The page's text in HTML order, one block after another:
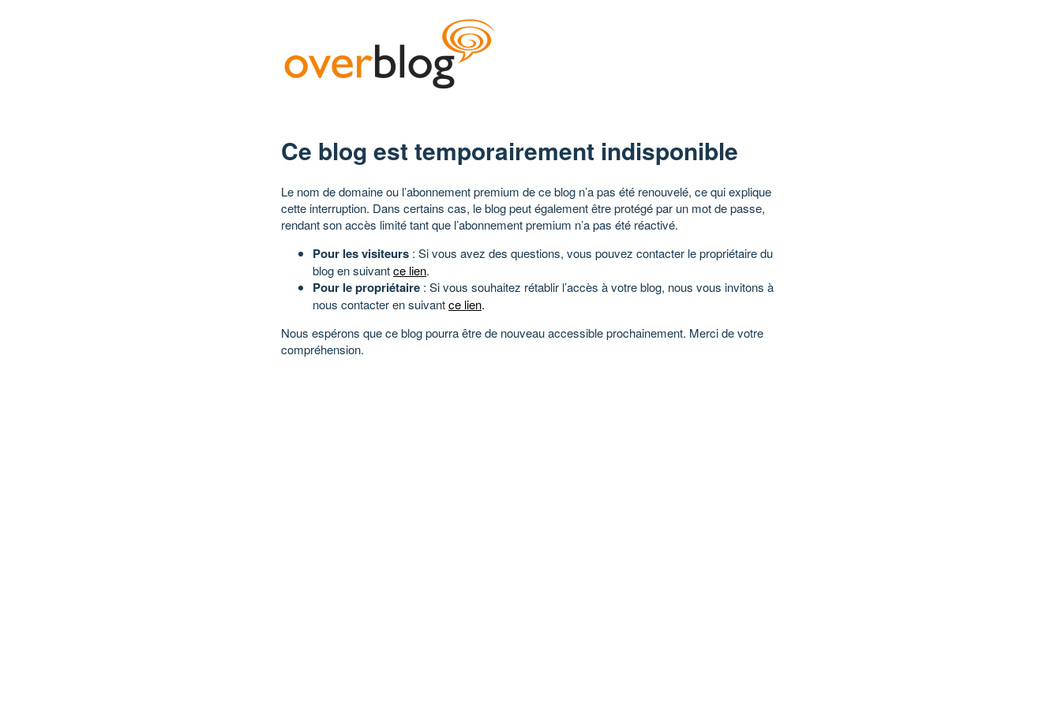
Ce blog est temporairement indisponible
Le nom de domaine ou l’abonnement premium de ce blog n’a pas été renouvelé, ce qui explique
cette interruption. Dans certains cas, le blog peut également être protégé par un mot de passe,
rendant son accès limité tant que l’abonnement premium n’a pas été réactivé.
Pour les visiteurs : Si vous avez des questions, vous pouvez contacter le propriétaire du
blog en suivantce lien.
Pour le propriétaire : Si vous souhaitez rétablir l’accès à votre blog, nous vous invitons à
nous contacter en suivantce lien.
Nous espérons que ce blog pourra être de nouveau accessible prochainement. Merci de votre
compréhension.